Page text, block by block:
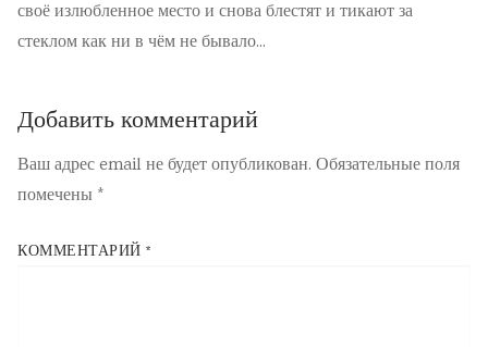
своё излюбленное место и снова блестят и тикают за
стеклом как ни в чём не бывало...
Добавить комментарий
Ваш адрес email не будет опубликован. Обязательные поля
помечены *
КОММЕНТАРИЙ *